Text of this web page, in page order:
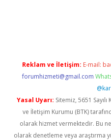
Reklam ve İletişim: E-mail:
forumhizmeti@gmail.com
Yasal Uyarı: Sitemiz, 5651
ve İletişim Kurumu (BTK)
olarak hizmet vermektedir. Bu
olarak denetleme veya araştırma